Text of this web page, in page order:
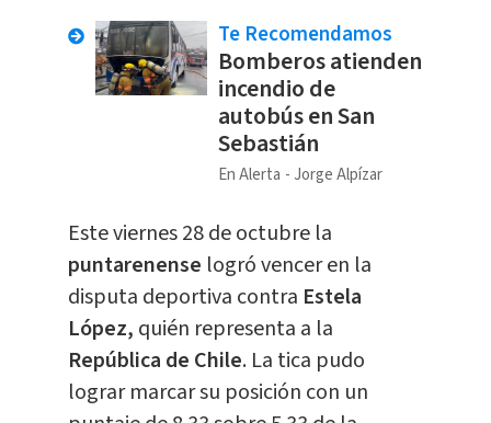
Te Recomendamos
Bomberos atienden
incendio de
autobús en San
Sebastián
En Alerta Jorge Alpízar
Este viernes 28 de octubre la
puntarenense logró vencer en la
disputa deportiva contra Estela
López, quién representa a la
República de Chile. La tica pudo
lograr marcar su posición con un